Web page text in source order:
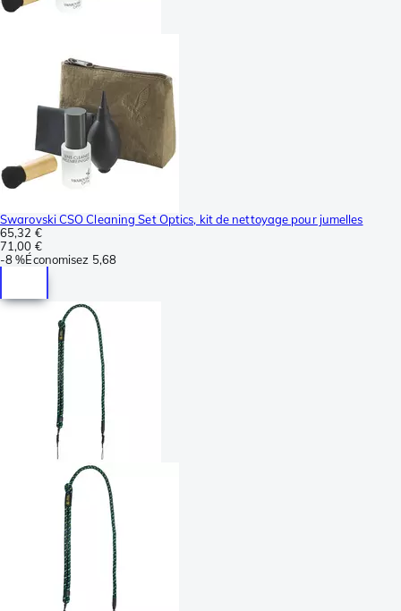
Swarovski CSO Cleaning Set Optics, kit de nettoyage pour jumelles
65,32 €
71,00 €
-8 %Économisez 5,68